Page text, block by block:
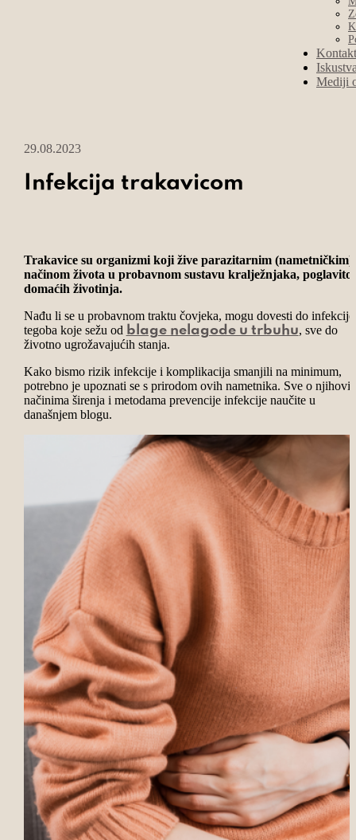
Kontakt
Mediji
29.08.2023
Infekcija trakavicom
Trakavice su organizmi koji žive parazitarnim (nametničkim)
načinom života u probavnom sustavu kralježnjaka, poglavito
domaćih životinja.
Nađu li se u probavnom traktu čovjeka, mogu dovesti do
tegoba koje sežu od blage nelagode u trbuhu, sve do
životno ugrožavajućih stanja.
Kako bismo rizik infekcije i komplikacija smanjili na minimum,
potrebno je upoznati se s prirodom ovih nametnika. Sve o
načinima širenja i metodama prevencije infekcije naučite u
današnjem blogu.